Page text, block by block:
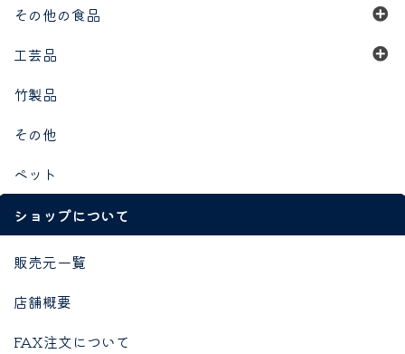
その他の食品
工芸品
竹製品
その他
ペット
ショップについて
販売元一覧
店舗概要
FAX注文について